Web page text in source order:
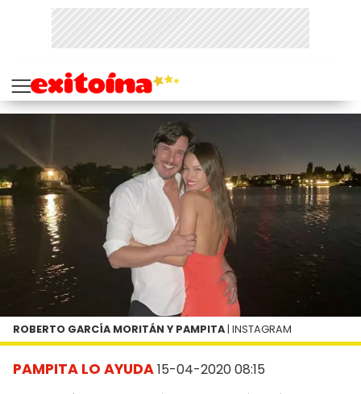
PAMPITA LO AYUDA15-04-2020 08:15
ROBERTO GARCÍA MORITÁN Y PAMPITA | INSTAGRAM